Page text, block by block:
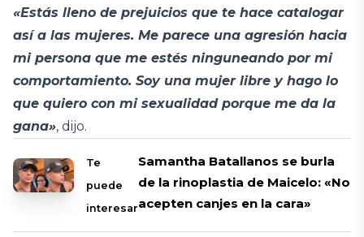
«Estás lleno de prejuicios que te hace catalogar
así a las mujeres. Me parece una agresión hacia
mi persona que me estés ninguneando por mi
comportamiento. Soy una mujer libre y hago lo
que quiero con mi sexualidad porque me da la
gana», dijo.
Te
puede
interesar
Samantha Batallanos se burla
de la rinoplastia de Maicelo: «No
acepten canjes en la cara»